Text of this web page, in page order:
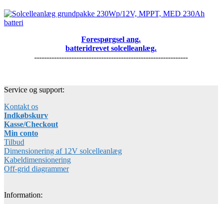
Forespørgsel ang.
batteridrevet solcelleanlæg.
--------------------------------------------------------------
Service og support:
Kontakt os
Indkøbskurv
Kasse/Checkout
Min conto
Tilbud
Dimensionering af 12V solcelleanlæg
Kabeldimensionering
Off-grid diagrammer
Information: